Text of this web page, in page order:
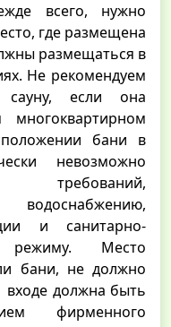
всего, нужно
где размещена
размещаться в
Не рекомендуем
если она
бани в
невозможно
требований,
и санитарно-
режиму. Место
бани, не должно
должна быть
фирменного